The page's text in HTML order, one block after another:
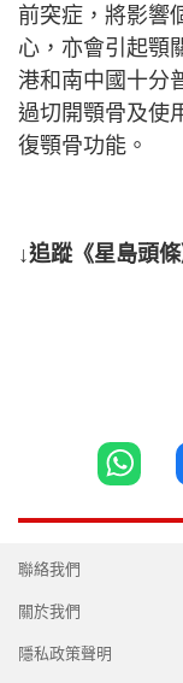
前突症，將影響
心，亦會引起顎
港和南中國十分
過切開顎骨及使
復顎骨功能。
↓追蹤《星島頭
聯絡我們
關於我們
隱私政策聲明